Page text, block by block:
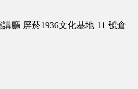
廳 屏菸1936文化基地 11 號倉